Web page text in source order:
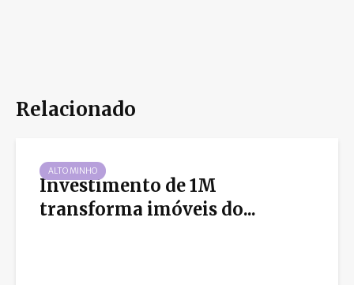
Relacionado
ALTO MINHO
Investimento de 1M
transforma imóveis do...